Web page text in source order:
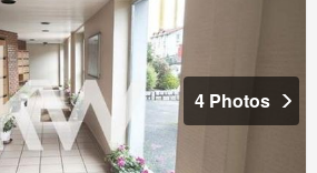
4 Photos